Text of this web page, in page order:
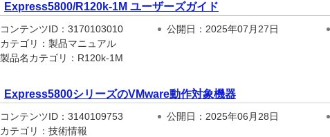
Express5800/R120k-1M ユーザーズガイド
コンテンツID：3170103010 公開日：2025年07月27日
カテゴリ：製品マニュアル
製品名カテゴリ：R120k-1M
Express5800シリーズのVMware動作対象機器
コンテンツID：3140109753 公開日：2025年06月28日
カテゴリ：技術情報